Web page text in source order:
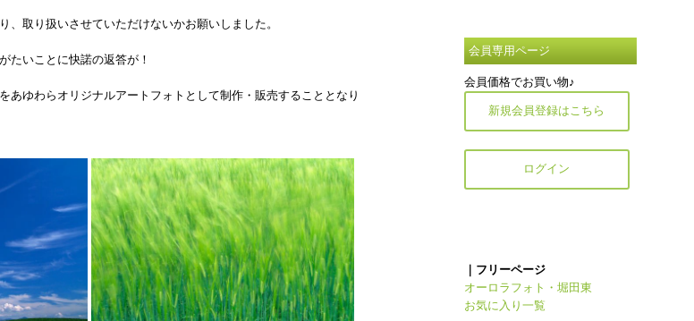
、取り扱いさせていただけないかお願いしました。
たいことに快諾の返答が！
あゆわらオリジナルアートフォトとして制作・販売することとなり
会員専用ページ
会員価格でお買い物♪
新規会員登録はこちら
ログイン
｜フリーページ
オーロラフォト・堀田東
お気に入り一覧